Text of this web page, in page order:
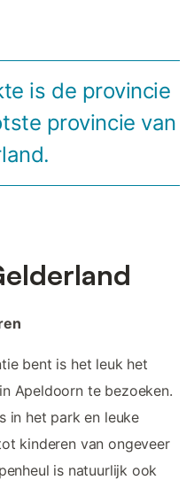
is de provincie
provincie van
bent is het leuk het
Apeldoorn te bezoeken.
in het park en leuke
kinderen van ongeveer
is natuurlijk ook